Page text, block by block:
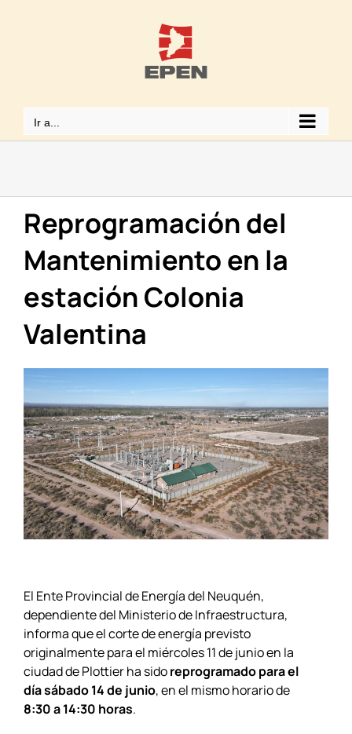
Ir a...
Reprogramación del
Mantenimiento en la
estación Colonia
Valentina
El Ente Provincial de Energía del Neuquén,
dependiente del Ministerio de Infraestructura,
informa que el corte de energía previsto
originalmente para el miércoles 11 de junio en la
ciudad de Plottier ha sidoreprogramado para el
día sábado 14 de junio, en el mismo horario de
8:30 a 14:30 horas.